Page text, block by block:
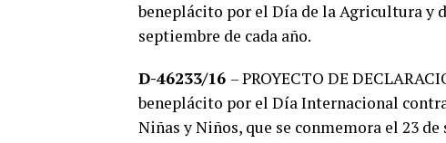
beneplácito por el Día de la Agricultura y
septiembre de cada año.
D-46233/16 – PROYECTO DE
beneplácito por el Día Internacional
Niñas y Niños, que se conmemora el 23 de